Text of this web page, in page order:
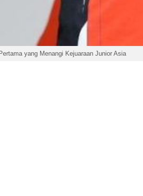
yang Menangi Kejuaraan Junior Asia